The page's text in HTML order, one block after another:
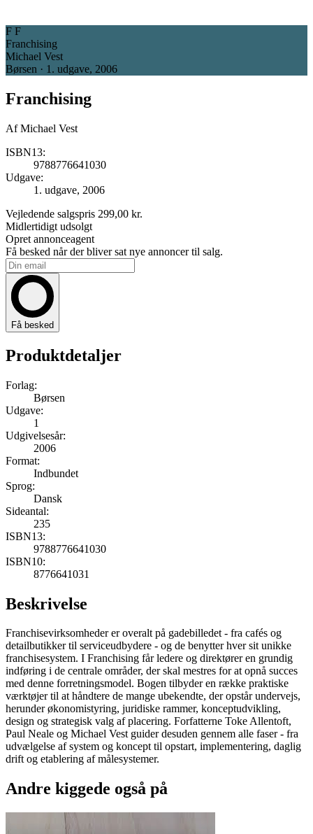
F F
Franchising
Michael Vest
Børsen · 1. udgave, 2006
Franchising
AfMichael Vest
ISBN13:
9788776641030
Udgave:
1. udgave, 2006
Vejledende salgspris 299,00 kr.
Midlertidigt udsolgt
Opret annonceagent
Få besked når der bliver sat nye annoncer til salg.
Få besked
Produktdetaljer
Forlag:
Børsen
Udgave:
1
Udgivelsesår:
2006
Format:
Indbundet
Sprog:
Dansk
Sideantal:
235
ISBN13:
9788776641030
ISBN10:
8776641031
Beskrivelse
Franchisevirksomheder er overalt på gadebilledet - fra cafés og
detailbutikker til serviceudbydere - og de benytter hver sit unikke
franchisesystem. I Franchising får ledere og direktører en grundig
indføring i de centrale områder, der skal mestres for at opnå succes
med denne forretningsmodel. Bogen tilbyder en række praktiske
værktøjer til at håndtere de mange ubekendte, der opstår undervejs,
herunder økonomistyring, juridiske rammer, konceptudvikling,
design og strategisk valg af placering. Forfatterne Toke Allentoft,
Paul Neale og Michael Vest guider desuden gennem alle faser - fra
udvælgelse af system og koncept til opstart, implementering, daglig
drift og etablering af målesystemer.
Andre kiggede også på